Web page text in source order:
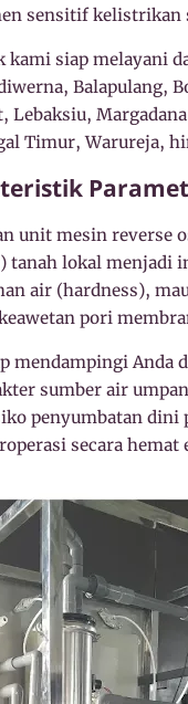
sensitif kelistrikan
kami siap melayani
Balapulang,
Lebaksiu,
Timur, Warureja,
unit mesin reverse
tanah lokal
air (hardness),
pori
mendampingi Anda
sumber air
penyumbatan
secara